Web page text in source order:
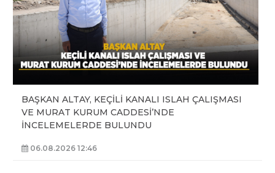
BAŞKAN ALTAY, KEÇİLİ KANALI ISLAH ÇALIŞMASI
VE MURAT KURUM CADDESİ’NDE
İNCELEMELERDE BULUNDU
06.08.2026 12:46